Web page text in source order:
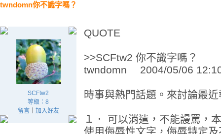
twndomn你不識字嗎？
SCFtw2
等級：8
留言｜ 加入好友
QUOTE
>>SCFtw2 你不識字嗎？
twndomn 2004/05/06
時事與熱門話題。來討論最
１． 可以消遣，不能謾罵，
使用侮辱性文字，侮辱特定